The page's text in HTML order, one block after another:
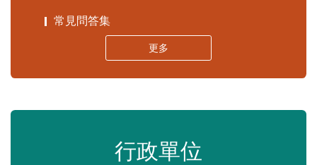
常見問答集
更多
行政單位